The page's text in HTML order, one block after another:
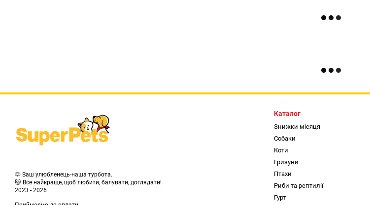
🐶 Ваш улюбленець-наша турбота.
🐱 Все найкраще, щоб любити, балувати, доглядати!
2023 - 2026
Каталог
Знижки місяця
Собаки
Коти
Гризуни
Птахи
Риби та рептилії
Гурт